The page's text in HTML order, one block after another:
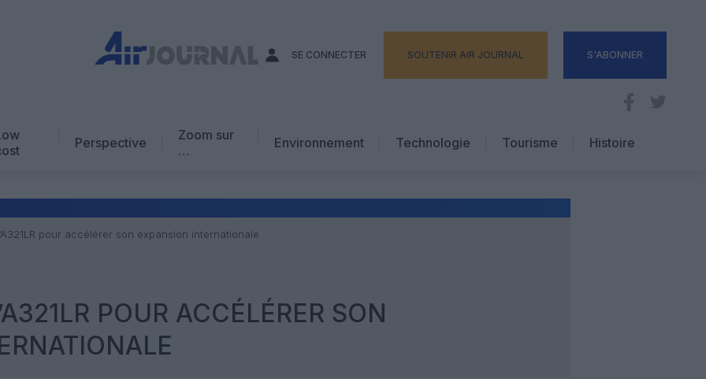
SE CONNECTER SOUTENIR AIR JOURNAL S'ABONNER
Perspective
Zoom sur
…
Avis d’expert
Environnement Technologie
Tourisme
Hôtellerie
Histoire
pour accélérer son expansion internationale
POUR ACCÉLÉRER SON